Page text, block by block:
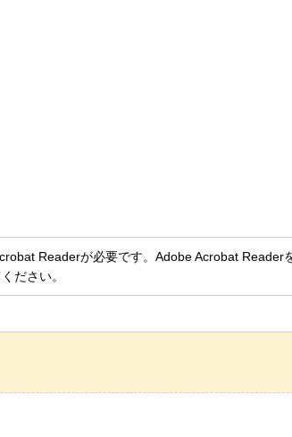
Readerが必要です。Adobe Acrobat Reader
ださい。